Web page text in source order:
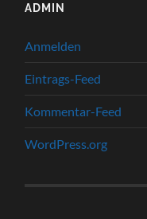
ADMIN
Anmelden
Eintrags-Feed
Kommentar-Feed
WordPress.org